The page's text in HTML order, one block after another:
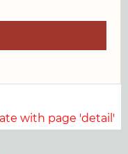
with page 'detail'